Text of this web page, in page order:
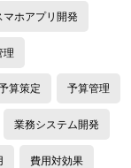
マホアプリ開発
理
算策定 予算管理
業務システム開発
費用対効果